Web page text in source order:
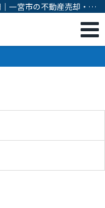
一宮市の不動産売却・購
ルアイ